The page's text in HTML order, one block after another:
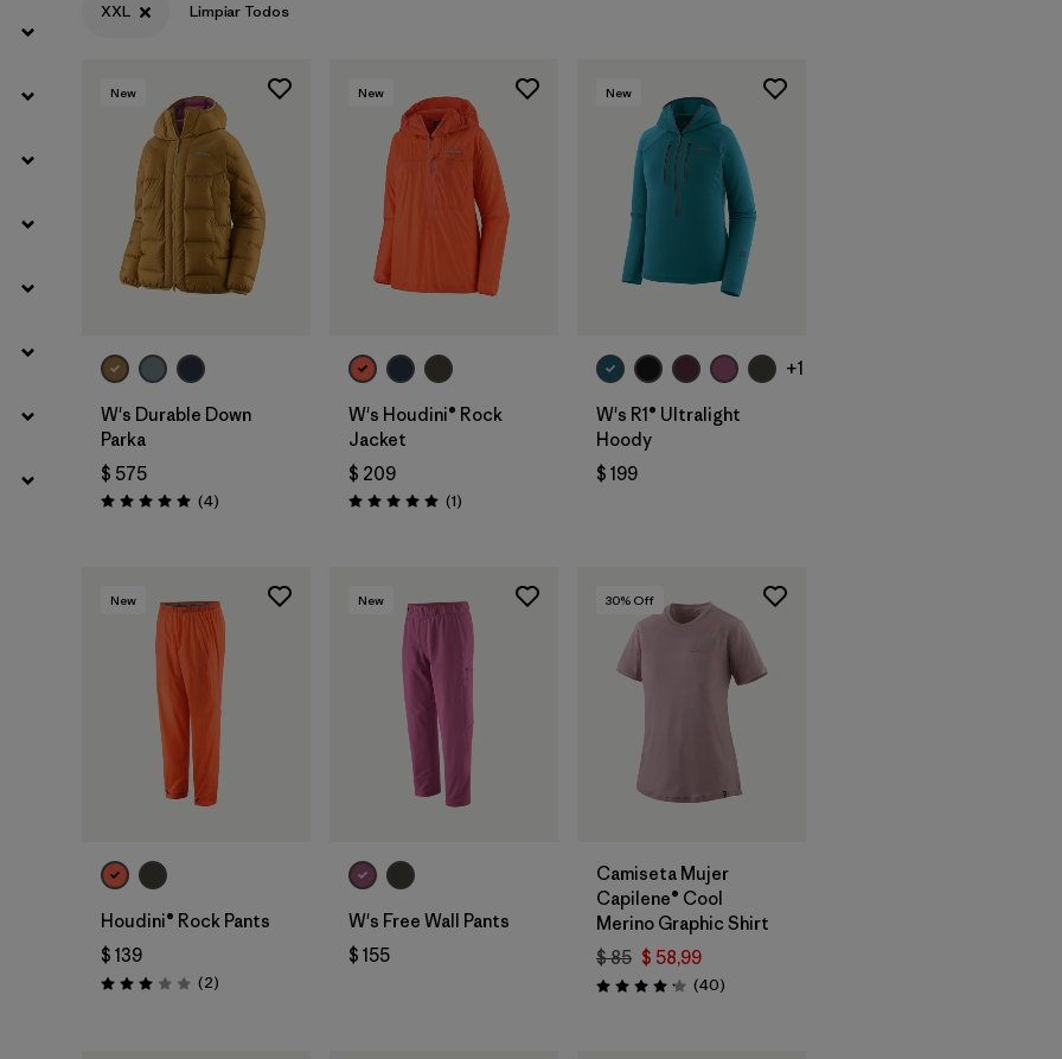
Filtrar por
Product Family
Filtrar por
Gender
XXL Limpiar Todos
New
W's Durable Down
Parka
$ 575
Valoración: 5.0 / 5
(4Comentarios
)
New
W's Houdini® Rock
Jacket
$ 209
Valoración: 5.0 / 5
(1Comentarios
)
New
+1
W's R1® Ultralight
Hoody
$ 199
New
Houdini® Rock Pants
$ 139
Valoración: 3.0 / 5
(2Comentarios
)
New
W's Free Wall Pants
$ 155
30% Off
Camiseta Mujer
Capilene® Cool
Merino Graphic Shirt
$ 85 $ 58,99
Valoración: 4.2 / 5
(40Comentarios
)